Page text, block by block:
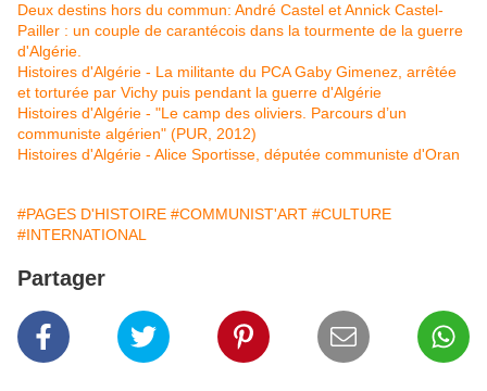
Deux destins hors du commun: André Castel et Annick Castel-
Pailler : un couple de carantécois dans la tourmente de la guerre
d'Algérie.
Histoires d'Algérie - La militante du PCA Gaby Gimenez, arrêtée
et torturée par Vichy puis pendant la guerre d'Algérie
Histoires d'Algérie - "Le camp des oliviers. Parcours d’un
communiste algérien" (PUR, 2012)
Histoires d'Algérie - Alice Sportisse, députée communiste d'Oran
#PAGES D'HISTOIRE #COMMUNIST'ART #CULTURE
#INTERNATIONAL
Partager